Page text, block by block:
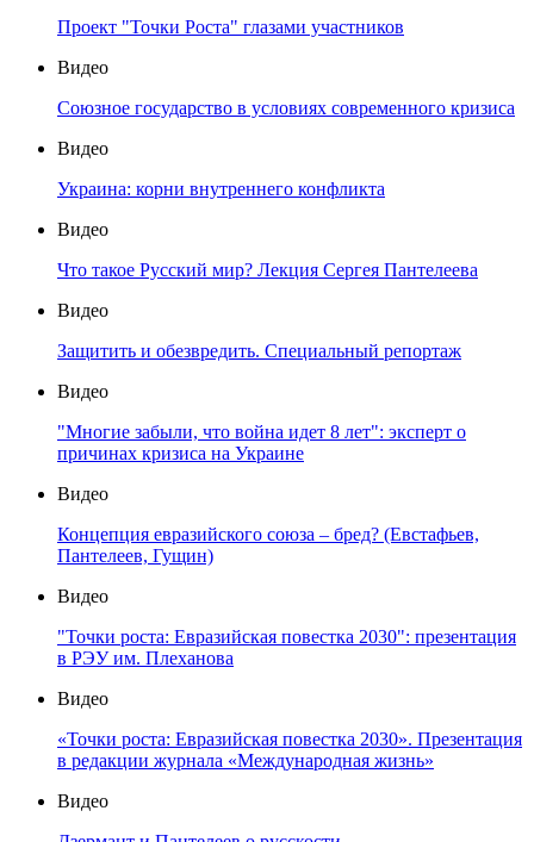
Проект "Точки Роста" глазами участников
Видео
Союзное государство в условиях современного кризиса
Видео
Украина: корни внутреннего конфликта
Видео
Что такое Русский мир? Лекция Сергея Пантелеева
Видео
Защитить и обезвредить. Специальный репортаж
Видео
"Многие забыли, что война идет 8 лет": эксперт о
причинах кризиса на Украине
Видео
Концепция евразийского союза – бред? (Евстафьев,
Пантелеев, Гущин)
Видео
"Точки роста: Евразийская повестка 2030": презентация
в РЭУ им. Плеханова
Видео
«Точки роста: Евразийская повестка 2030». Презентация
в редакции журнала «Международная жизнь»
Видео